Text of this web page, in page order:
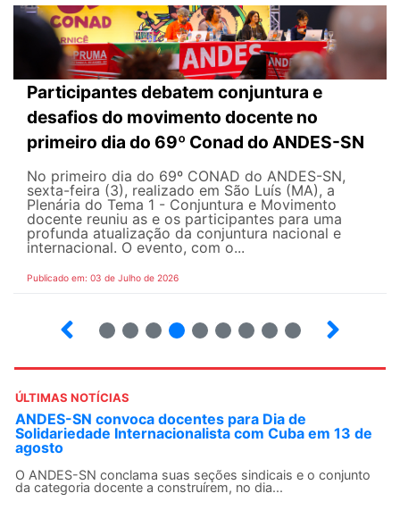
Participantes debatem conjuntura e
desafios do movimento docente no
primeiro dia do 69º Conad do ANDES-SN
No primeiro dia do 69º CONAD do ANDES-SN,
sexta-feira (3), realizado em São Luís (MA), a
Plenária do Tema 1 - Conjuntura e Movimento
docente reuniu as e os participantes para uma
profunda atualização da conjuntura nacional e
internacional. O evento, com o...
Publicado em: 03 de Julho de 2026
ÚLTIMAS NOTÍCIAS
ANDES-SN convoca docentes para Dia de
Solidariedade Internacionalista com Cuba em 13 de
agosto
O ANDES-SN conclama suas seções sindicais e o conjunto
da categoria docente a construírem, no dia...